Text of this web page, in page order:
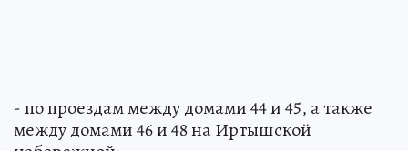
- по проездам между домами 44 и 45, а также
между домами 46 и 48 на Иртышской